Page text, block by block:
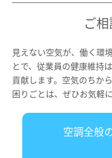
ご
見えない空気が、働く環
とで、従業員の健康維持
貢献します。空気のちか
困りごとは、ぜひお気軽
空調全般